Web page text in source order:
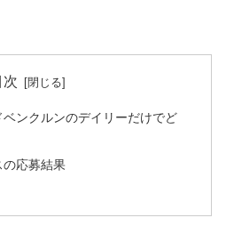
次
ンクルンのデイリーだけでど
の応募結果